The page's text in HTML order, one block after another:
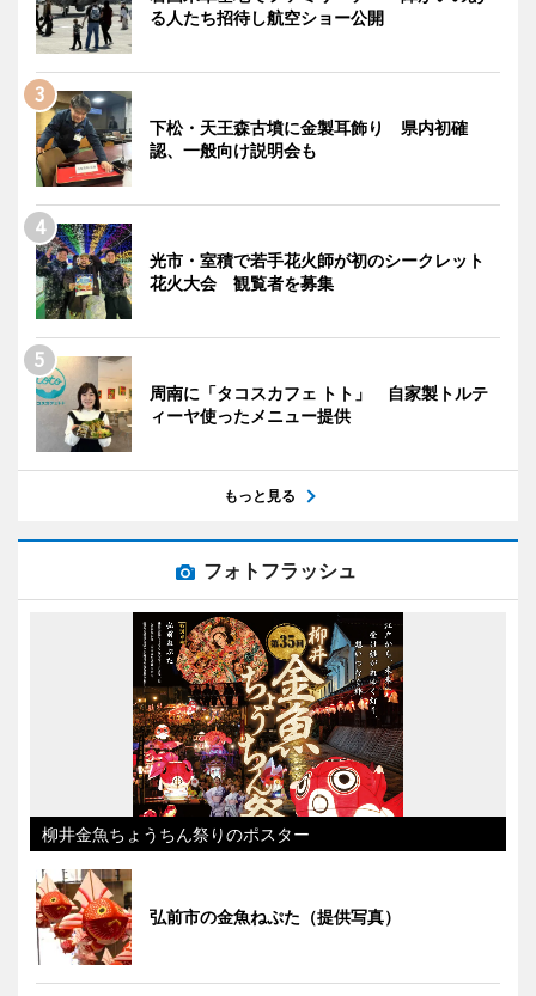
る人たち招待し航空ショー公開
下松・天王森古墳に金製耳飾り 県内初確
認、一般向け説明会も
光市・室積で若手花火師が初のシークレット
花火大会 観覧者を募集
周南に「タコスカフェ トト」 自家製トルテ
ィーヤ使ったメニュー提供
もっと見る
フォトフラッシュ
柳井金魚ちょうちん祭りのポスター
弘前市の金魚ねぷた（提供写真）